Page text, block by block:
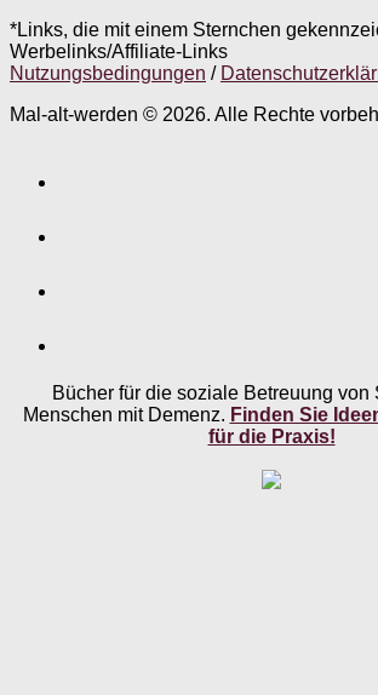
*Links, die mit einem Sternchen
Werbelinks/Affiliate-Links
Nutzungsbedingungen /
Mal-alt-werden © 2026. Alle Rechte
Bücher für die soziale Betreuung von
Menschen mit Demenz. Finden Sie
für die Praxis!